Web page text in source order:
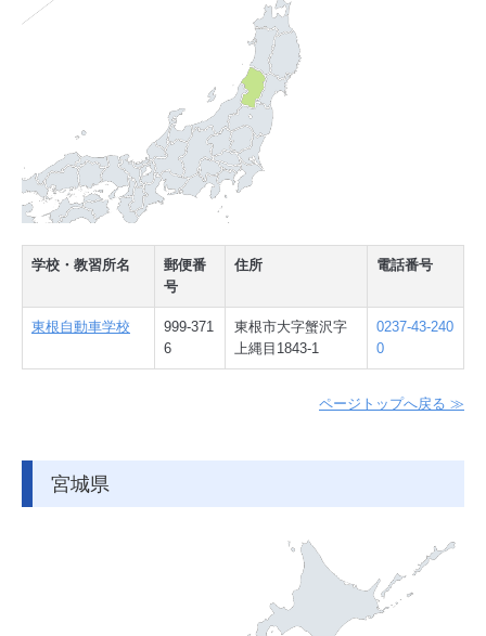
学校・教習所名
郵便番
号
住所 電話番号
東根自動車学校
999-371
6
東根市大字蟹沢字
上縄目1843-1
0237-43-240
0
ページトップへ戻る ≫
宮城県